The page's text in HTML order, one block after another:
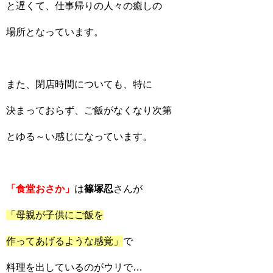
と遅くて、仕事帰りの人々の癒しの
場所となっています。
また、閉店時間についても、特に
決まっておらず、ご飯がなくなり次第
とゆる～い感じになっています。
「食堂おさか」 は篠塚忍さんが
「母親が子供にご飯を
作ってあげるような感覚」 で
料理を出しているのがウリで…